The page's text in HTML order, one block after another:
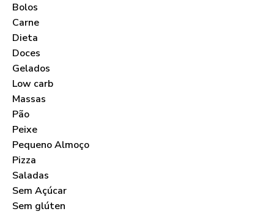
Bolos
Carne
Dieta
Doces
Gelados
Low carb
Massas
Pão
Peixe
Pequeno Almoço
Pizza
Saladas
Sem Açúcar
Sem glúten